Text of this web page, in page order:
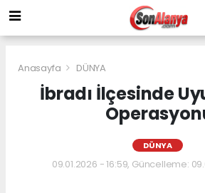
Anasayfa DÜNYA
İbradı İlçesinde
DÜNYA
09.01.2026 - 16:59, Güncelleme: